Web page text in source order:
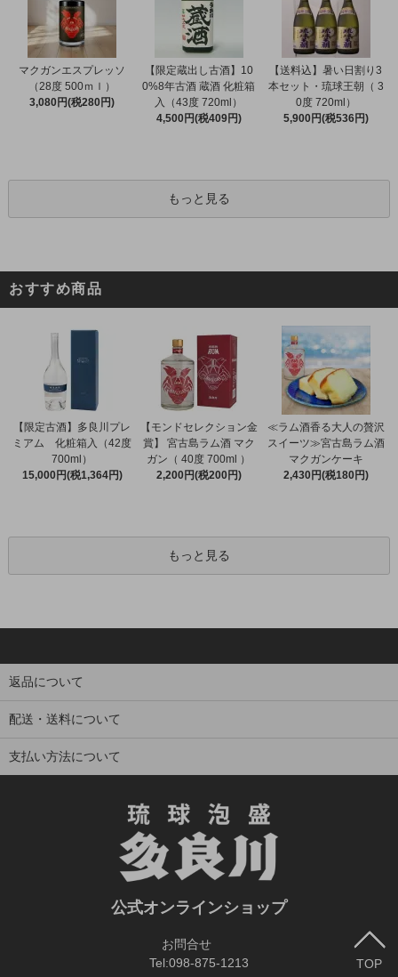
マクガンエスプレッソ
（28度 500ｍｌ）
3,080円(税280円)
【限定蔵出し古酒】10
0%8年古酒 蔵酒 化粧箱
入（43度 720ml）
4,500円(税409円)
【送料込】暑い日割り3
本セット・琉球王朝（ 3
0度 720ml）
5,900円(税536円)
もっと見る
おすすめ商品
【限定古酒】多良川プレ
ミアム 化粧箱入（42度
700ml）
15,000円(税1,364円)
【モンドセレクション金
賞】 宮古島ラム酒 マク
ガン（ 40度 700ml ）
2,200円(税200円)
≪ラム酒香る大人の贅沢
スイーツ≫宮古島ラム酒
マクガンケーキ
2,430円(税180円)
もっと見る
TOP
返品について
配送・送料について
支払い方法について
公式オンラインショップ
お問合せ
Tel:098-875-1213